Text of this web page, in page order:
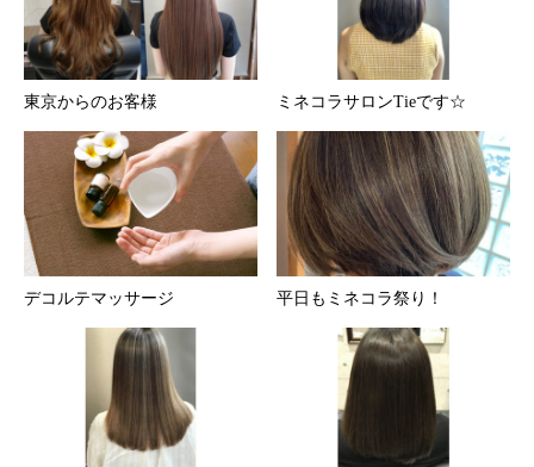
東京からのお客様 ミネコラサロンTieです☆
デコルテマッサージ 平日もミネコラ祭り！